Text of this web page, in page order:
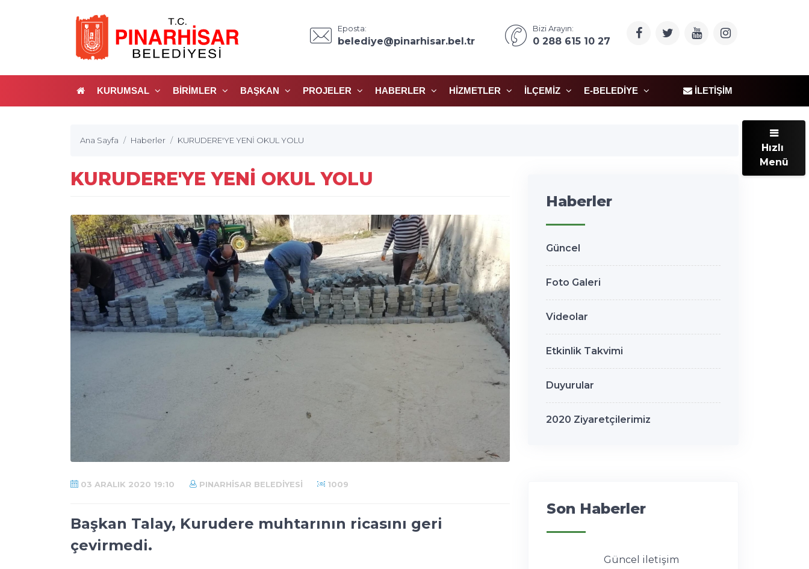
Eposta:
belediye@pinarhisar.bel.tr
Bizi Arayın:
0 288 615 10 27
KURUMSAL BİRİMLER BAŞKAN PROJELER HABERLER HIZMETLER İLÇEMIZ E-BELEDIYE İLETIŞIM
Ana Sayfa Haberler KURUDERE'YE YENİ OKUL YOLU
KURUDERE'YE YENİ OKUL YOLU
03 ARALIK 2020 19:10 PINARHISAR BELEDIYESI 1009
Başkan Talay, Kurudere muhtarının ricasını geri
çevirmedi.
Haberler
Güncel
Foto Galeri
Videolar
Etkinlik Takvimi
Duyurular
2020 Ziyaretçilerimiz
Son Haberler
Güncel iletişim
Hızlı
Menü